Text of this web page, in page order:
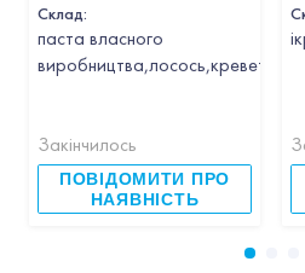
Склад:
паста власного
Закінчилось
ПОВІДОМИТИ ПРО
НАЯВНІСТЬ